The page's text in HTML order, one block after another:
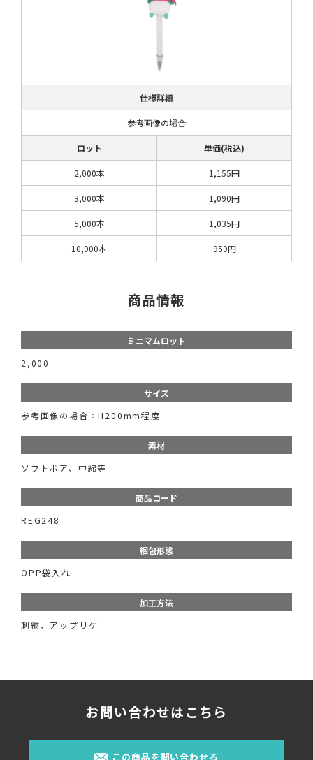
仕様詳細
参考画像の場合
ロット 単価(税込)
2,000本 1,155円
3,000本 1,090円
5,000本 1,035円
10,000本 950円
商品情報
ミニマムロット
2,000
サイズ
参考画像の場合：H200mm程度
素材
ソフトボア、中綿等
商品コード
REG248
梱包形態
OPP袋入れ
加工方法
刺繍、アップリケ
お問い合わせはこちら
この商品を問い合わせる